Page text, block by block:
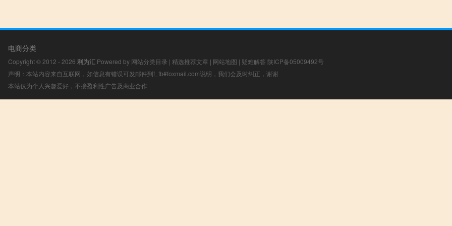
电商分类
Copyright © 2012 - 2026 利为汇 Powered by 网站分类目录 | 精选推荐文章 | 网站地图 | 疑难解答 陕ICP备05009492号
声明：本站内容来自互联网，如信息有错误可发邮件到f_fb#foxmail.com说明，我们会及时纠正，谢谢
本站仅为个人兴趣爱好，不接盈利性广告及商业合作